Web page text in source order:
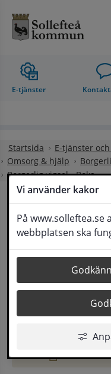
Vi använder kakor
På
webbplatsen ska
E-tjänster
Startsida
E-tjänster
Omsorg & hjälp
Borgerlig vigsel - Boka
Borgerlig vigsel
Du kan använda en
tjänsten:
BankID
Mobilt BankID